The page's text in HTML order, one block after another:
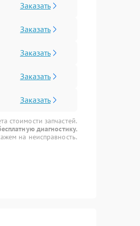
Заказать
Заказать
Заказать
Заказать
Заказать
стоимости запчастей.
диагностику.
на неисправность.